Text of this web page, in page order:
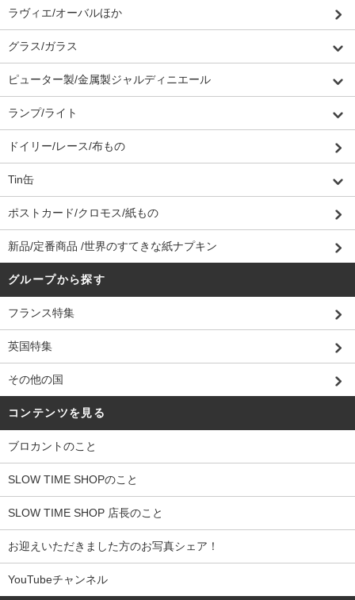
ラヴィエ/オーバルほか
グラス/ガラス
ピューター製/金属製ジャルディニエール
ランプ/ライト
ドイリー/レース/布もの
Tin缶
ポストカード/クロモス/紙もの
新品/定番商品 /世界のすてきな紙ナプキン
グループから探す
フランス特集
英国特集
その他の国
コンテンツを見る
ブロカントのこと
SLOW TIME SHOPのこと
SLOW TIME SHOP 店長のこと
お迎えいただきました方のお写真シェア！
YouTubeチャンネル